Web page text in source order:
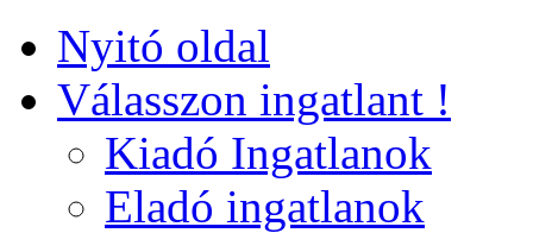
Nyitó oldal
Válasszon ingatlant !
Kiadó Ingatlanok
Eladó ingatlanok